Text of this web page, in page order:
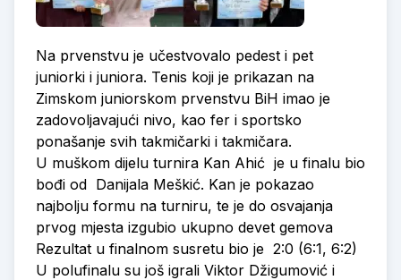
Na prvenstvu je učestvovalo pedest i pet
juniorki i juniora. Tenis koji je prikazan na
Zimskom juniorskom prvenstvu BiH imao je
zadovoljavajući nivo, kao fer i sportsko
ponašanje svih takmičarki i takmičara.
U muškom dijelu turnira Kan Ahić je u finalu bio
bođi od Danijala Meškić. Kan je pokazao
najbolju formu na turniru, te je do osvajanja
prvog mjesta izgubio ukupno devet gemova
Rezultat u finalnom susretu bio je 2:0 (6:1, 6:2)
U polufinalu su još igrali Viktor Džigumović i